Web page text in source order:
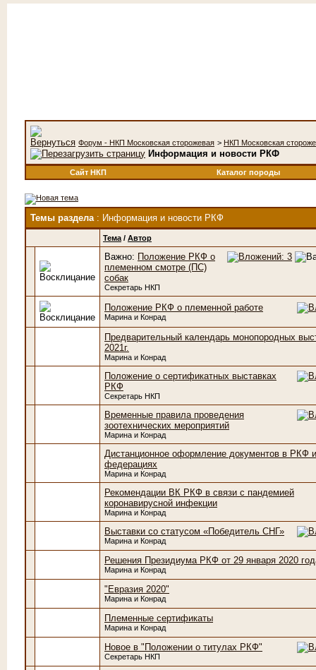
Форум - НКП Московская сторожевая > НКП Московская
Информация и новости РКФ
Сайт НКП Каталог породы
Темы раздела: Информация и новости РКФ
Тема / Автор
Важно: Положение РКФ о
племенном смотре (ПС)
собак
Секретарь НКП
Положение РКФ о племенной работе
Марина и Конрад
Предварительный календарь монопородных
2021г.
Марина и Конрад
Положение о сертификатных выставках
РКФ
Секретарь НКП
Временные правила проведения
зоотехнических мероприятий
Марина и Конрад
Дистанционное оформление документов в РКФ
федерациях
Марина и Конрад
Рекомендации ВК РКФ в связи с пандемией
коронавирусной инфекции
Марина и Конрад
Выставки со статусом «Победитель СНГ»
Марина и Конрад
Решения Президиума РКФ от 29 января 2020
Марина и Конрад
"Евразия 2020"
Марина и Конрад
Племенные сертификаты
Марина и Конрад
Новое в "Положении о титулах РКФ"
Секретарь НКП